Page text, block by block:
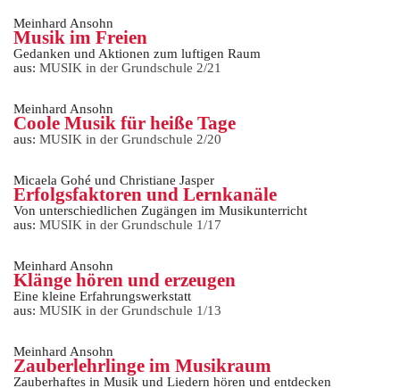
Meinhard Ansohn
Musik im Freien
Gedanken und Aktionen zum luftigen Raum
aus: MUSIK in der Grundschule 2/21
Meinhard Ansohn
Coole Musik für heiße Tage
aus: MUSIK in der Grundschule 2/20
Micaela Gohé und Christiane Jasper
Erfolgsfaktoren und Lernkanäle
Von unterschiedlichen Zugängen im Musikunterricht
aus: MUSIK in der Grundschule 1/17
Meinhard Ansohn
Klänge hören und erzeugen
Eine kleine Erfahrungswerkstatt
aus: MUSIK in der Grundschule 1/13
Meinhard Ansohn
Zauberlehrlinge im Musikraum
Zauberhaftes in Musik und Liedern hören und entdecken